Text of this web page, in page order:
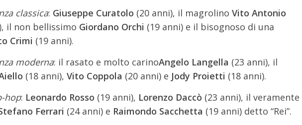
classica: Giuseppe Curatolo (20 anni), il magrolino Vito Antonio
il non bellissimo Giordano Orchi (19 anni) e il bisognoso di una
Crimi (19 anni).
moderna: il rasato e molto carinoAngelo Langella (23 anni), il
(18 anni), Vito Coppola (20 anni) e Jody Proietti (18 anni).
hop: Leonardo Rosso (19 anni), Lorenzo Daccò (23 anni), il veramente
Ferrari (24 anni) e Raimondo Sacchetta (19 anni) detto “Rei”.